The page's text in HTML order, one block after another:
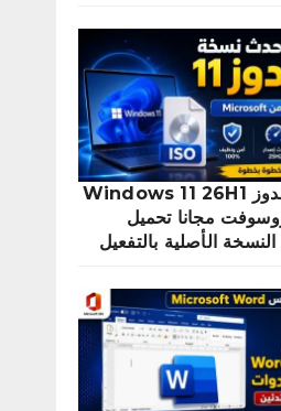
تحميل ويندوز Windows 11 26H1
مجانا تحميل